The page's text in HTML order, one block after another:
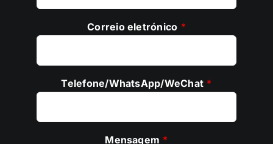
Correio eletrónico *
Telefone/WhatsApp/WeChat *
Mensagem *